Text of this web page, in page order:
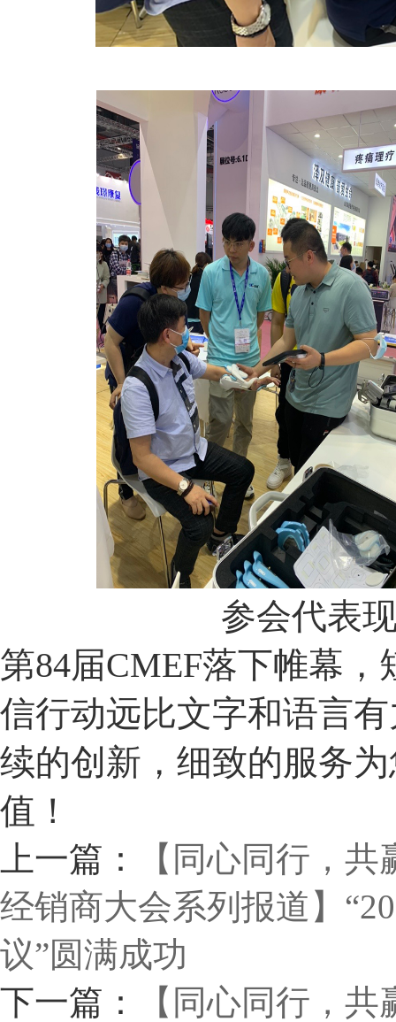
参会代表
第84届CMEF落下帷幕
信行动远比文字和语言
续的创新，细致的服务
值！
上一篇：
【同心同行，
经销商大会系列报道】
议”圆满成功
下一篇：
【同心同行，